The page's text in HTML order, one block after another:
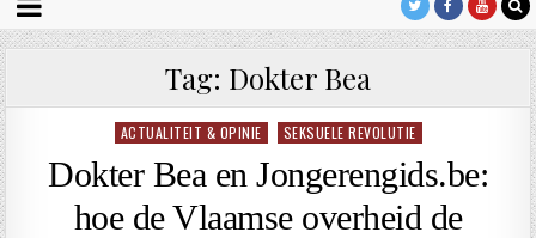
Tag: Dokter Bea
Geplaatst
ACTUALITEIT & OPINIE SEKSUELE REVOLUTIE
Dokter Bea en Jongerengids.be:
hoe de Vlaamse overheid de